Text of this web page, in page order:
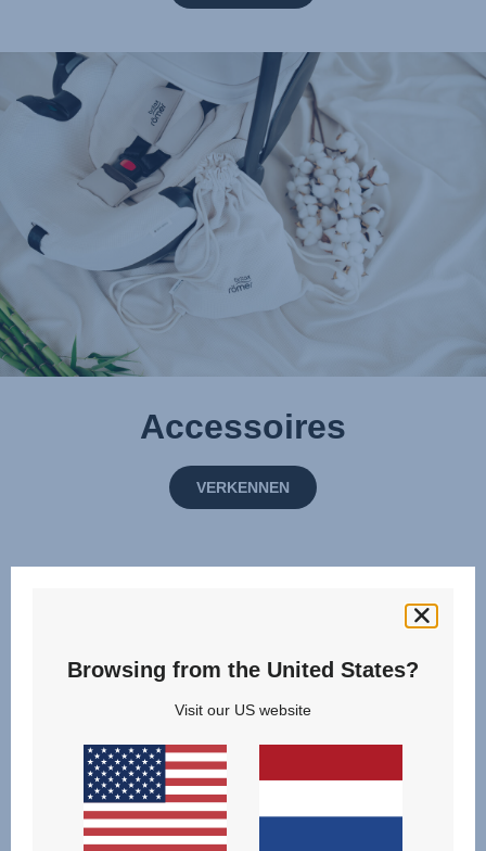
Accessoires
VERKENNEN
Browsing from the United States?
Visit our US website